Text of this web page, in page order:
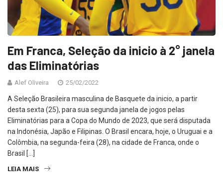
Em Franca, Seleção da inicio à 2° janela
das Eliminatórias
Alef Oliveira 25/02/2022
A Seleção Brasileira masculina de Basquete da inicio, a partir
desta sexta (25), para sua segunda janela de jogos pelas
Eliminatórias para a Copa do Mundo de 2023, que será disputada
na Indonésia, Japão e Filipinas. O Brasil encara, hoje, o Uruguai e a
Colômbia, na segunda-feira (28), na cidade de Franca, onde o
Brasil […]
LEIA MAIS